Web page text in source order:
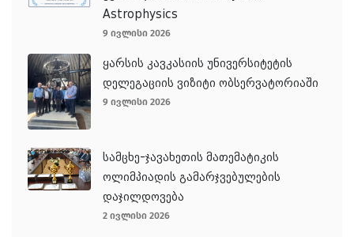
Astrophysics
9 ივლისი 2026
ყარსის კავკასიის უნივერსიტეტის
დელეგაციის ვიზიტი ობსერვატორიაში
9 ივლისი 2026
სამცხე-ჯავახეთის მათემატიკის
ოლიმპიადის გამარჯვებულების
დაჯილდოვება
2 ივლისი 2026